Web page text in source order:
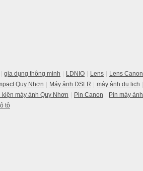
gia dụng thông minh LDNIO Lens Lens Canon
Quy Nhơn Máy ảnh DSLR
máy ảnh du lịch
kiện máy ảnh Quy Nhơn Pin Canon Pin máy ảnh
tô